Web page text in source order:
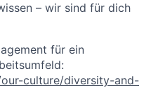
– wir sind für dich
für ein
culture/diversity-and-